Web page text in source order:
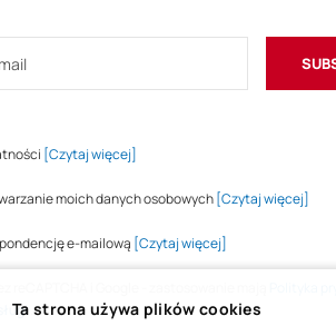
[Czytaj więcej]
moich danych osobowych[Czytaj więcej]
e-mailową [Czytaj więcej]
reCAPTCHA i Google - zastosowanie mają
Ta strona używa plików cookies